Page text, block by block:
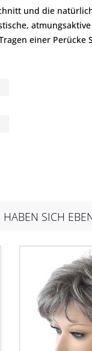
und die
einer Perücke
SICH